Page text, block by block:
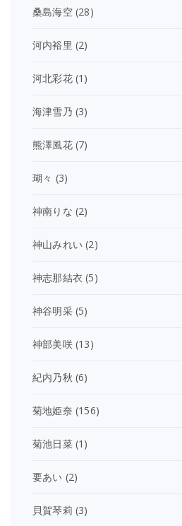
桑島海空(28)
河内裕里 (2)
河北彩花(1)
海津雪乃 (3)
熊澤風花(7)
瑚々 (3)
神南りな (2)
神山みれい (2)
神志那結衣 (5)
神谷明采(5)
神部美咲(13)
紀内乃秋 (6)
菊地姫奈 (156)
菊池日菜(1)
要あい (2)
貝賀琴莉 (3)